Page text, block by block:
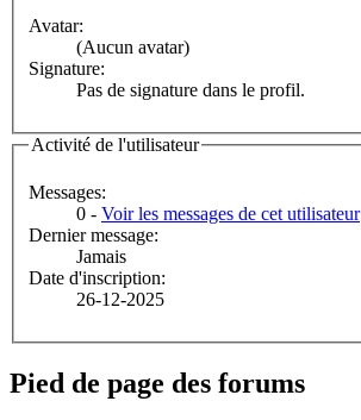
Avatar:
(Aucun avatar)
Signature:
Pas de signature dans le profil.
Activité de l'utilisateur
Messages:
0 - Voir les messages de cet utilisateur
Dernier message:
Jamais
Date d'inscription:
26-12-2025
Pied de page des forums